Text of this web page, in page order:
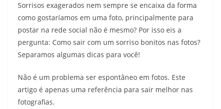
Sorrisos exagerados nem sempre se encaixa da forma
como gostaríamos em uma foto, principalmente para
postar na rede social não é mesmo? Por isso eis a
pergunta: Como sair com um sorriso bonitos nas fotos?
Separamos algumas dicas para você!
Não é um problema ser espontâneo em fotos. Este
artigo é apenas uma referência para sair melhor nas
fotografias.